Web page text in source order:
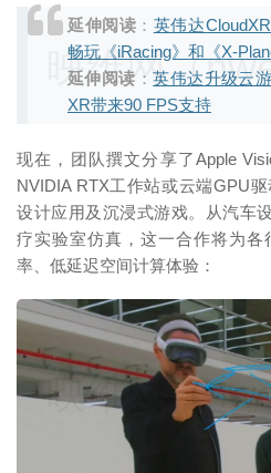
延伸阅读 ： 英伟达
畅玩《iRacing》和《X-
延伸阅读 ：英伟达升级云
XR带来90 FPS支持
现在，团队撰文分享了Apple
NVIDIA RTX工作站或云端GPU
设计应用及沉浸式游戏。从汽车
疗实验室仿真，这一合作将为各
率、低延迟空间计算体验：
映维网（
映维网（